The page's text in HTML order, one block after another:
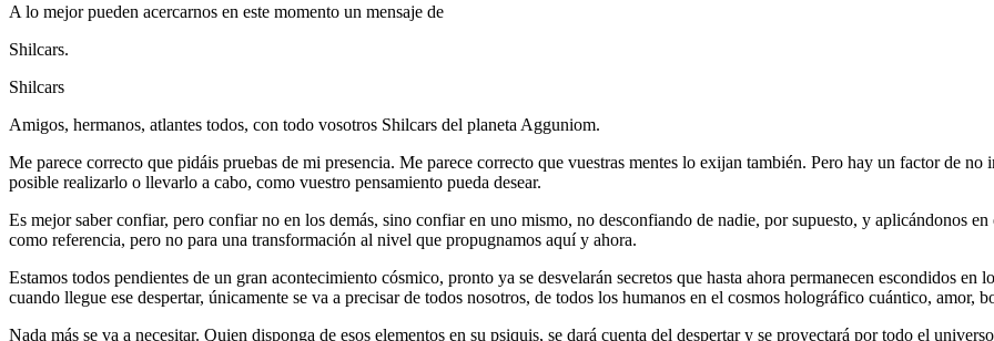
A lo mejor pueden acercarnos en este momento un mensaje de
Shilcars.
Shilcars
Amigos, hermanos, atlantes todos, con todo vosotros Shilcars del planeta Agguniom.
Me parece correcto que pidáis pruebas de mi presencia. Me parece correcto que vuestras mentes lo exijan también. Pero hay un factor de
posible realizarlo o llevarlo a cabo, como vuestro pensamiento pueda desear.
Es mejor saber confiar, pero confiar no en los demás, sino confiar en uno mismo, no desconfiando de nadie, por supuesto, y aplicándonos
como referencia, pero no para una transformación al nivel que propugnamos aquí y ahora.
Estamos todos pendientes de un gran acontecimiento cósmico, pronto ya se desvelarán secretos que hasta ahora permanecen escondidos en
cuando llegue ese despertar, únicamente se va a precisar de todos nosotros, de todos los humanos en el cosmos holográfico cuántico,
Nada más se va a necesitar. Quien disponga de esos elementos en su psiquis, se dará cuenta del despertar y se proyectará por todo el